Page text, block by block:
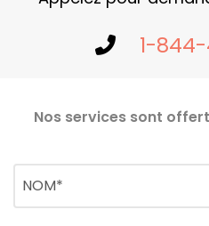
1-
Nos services sont